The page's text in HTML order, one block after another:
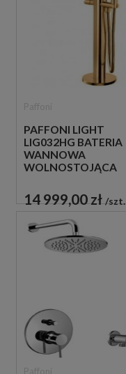
PAFFONI LIGHT
LIG032HG BATERIA
WANNOWA
WOLNOSTOJĄCA
14 999,00 zł szt.